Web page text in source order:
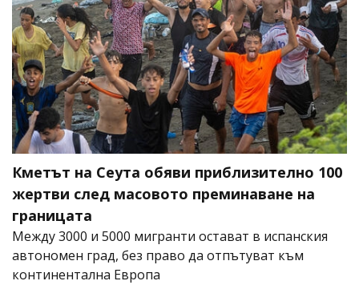
Кметът на Сеута обяви приблизително 100
жертви след масовото преминаване на
границата
Между 3000 и 5000 мигранти остават в испанския
автономен град, без право да отпътуват към
континентална Европа